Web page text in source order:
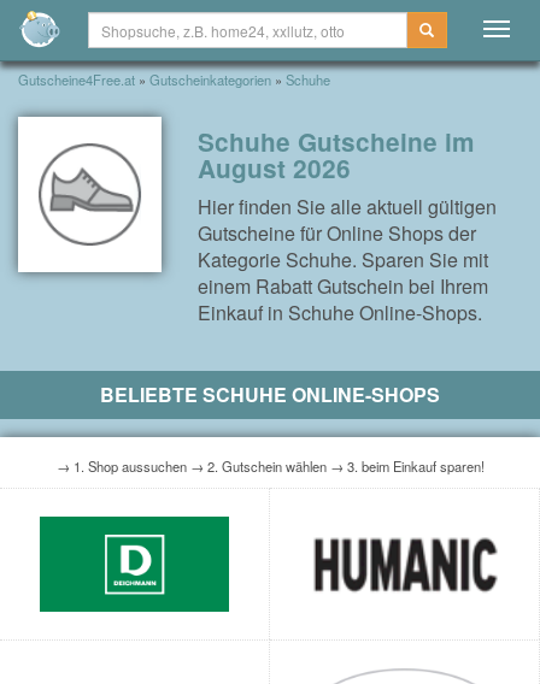
Gutscheine4Free.at » Gutscheinkategorien » Schuhe
Schuhe Gutscheine im
August 2026
Hier finden Sie alle aktuell gültigen
Gutscheine für Online Shops der
Kategorie Schuhe. Sparen Sie mit
einem Rabatt Gutschein bei Ihrem
Einkauf in Schuhe Online-Shops.
BELIEBTE SCHUHE ONLINE-SHOPS
→ 1. Shop aussuchen → 2. Gutschein wählen → 3. beim Einkauf sparen!